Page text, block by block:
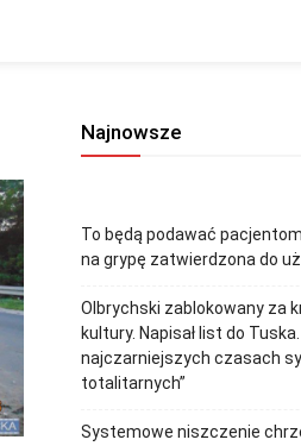
Najnowsze
To będą podawać
na grypę zatwierdzona do
Olbrychski zablokowany za
kultury. Napisał list do
najczarniejszych czasach
totalitarnych”
Systemowe niszczenie